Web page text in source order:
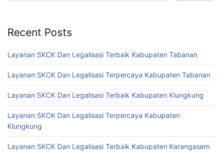
Recent Posts
Layanan SKCK Dan Legalisasi Terbaik Kabupaten Tabanan
Layanan SKCK Dan Legalisasi Terpercaya Kabupaten Tabanan
Layanan SKCK Dan Legalisasi Terbaik Kabupaten Klungkung
Layanan SKCK Dan Legalisasi Terpercaya Kabupaten
Klungkung
Layanan SKCK Dan Legalisasi Terbaik Kabupaten Karangasem